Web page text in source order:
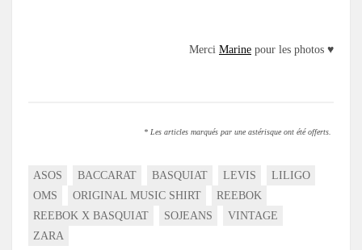
Merci Marine pour les photos ♥
* Les articles marqués par une astérisque ont été offerts.
ASOS BACCARAT BASQUIAT LEVIS
LILIGO
OMS
ORIGINAL MUSIC SHIRT
REEBOK
REEBOK X BASQUIAT
SOJEANS
VINTAGE
ZARA